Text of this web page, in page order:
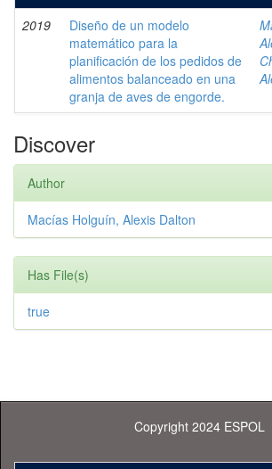
2019
Diseño de un modelo
matemático para la
planificación de los pedidos de
alimentos balanceado en una
granja de aves de engorde.
Discover
Author
Macías Holguín, Alexis Dalton
Has File(s)
true
Copyright 2024 ESPOL